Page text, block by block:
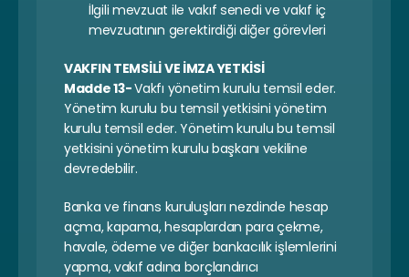
İlgili mevzuat ile vakıf senedi ve vakıf iç
mevzuatının gerektirdiği diğer görevleri
VAKFIN TEMSİLİ VE İMZA YETKİSİ
Madde 13- Vakfı yönetim kurulu temsil eder.
Yönetim kurulu bu temsil yetkisini yönetim
kurulu temsil eder. Yönetim kurulu bu temsil
yetkisini yönetim kurulu başkanı vekiline
devredebilir.
Banka ve finans kuruluşları nezdinde hesap
açma, kapama, hesaplardan para çekme,
havale, ödeme ve diğer bankacılık işlemlerini
yapma, vakıf adına borçlandırıcı